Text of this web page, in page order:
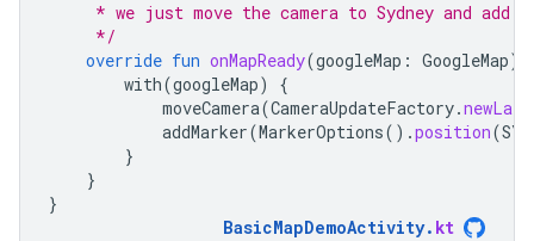
* we just move the camera to Sydney and add
     */
override fun onMapReady(googleMap : GoogleMap)
with(googleMap)
{
moveCamera(CameraUpdateFactory.
addMarker(MarkerOptions().position(
}
}
}
BasicMapDemoActivity. kt